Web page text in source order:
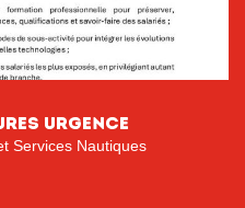
urgence
Services Nautiques